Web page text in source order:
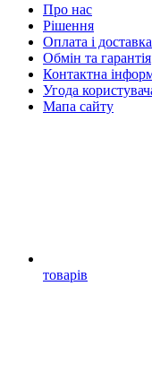
Про нас
Рішення
Оплата і доставка
Обмін та гарантія
Контактна
Угода
Мапа сайту
товарів